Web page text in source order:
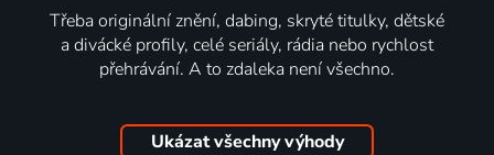
Třeba originální znění, dabing, skryté titulky, dětské
a divácké profily, celé seriály, rádia nebo rychlost
přehrávání. A to zdaleka není všechno.
Ukázat všechny výhody